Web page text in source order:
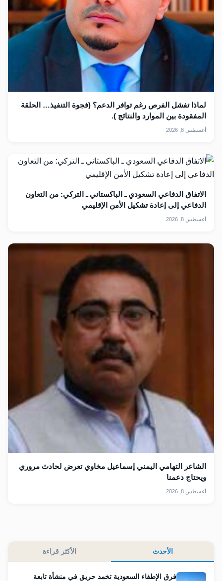
لماذا تفشل الفرص رغم توافر الدعم؟ (فجوة التنفيذ… الحلقة
المفقودة بين الموارد والنتائج ).
أغسطس 8, 2026
الاتفاق الدفاعي السعودي ـ الباكستاني ـ التركي: من التعاون
الدفاعي إلى إعادة تشكيل الأمن الإقليمي
أغسطس 8, 2026
الشاعر التهامي اليمني إسماعيل مخاوي تعرض لحادث مروري
ويحتاج دعمنا
أغسطس 8, 2026
الأحدث الأكثر قراءة
فرق الإطفاء السعودية تخمد حريق في منشأة تابعة